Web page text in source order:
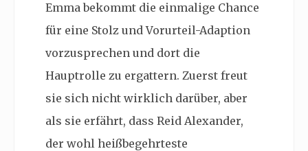
Emma bekommt die einmalige Chance
für eine Stolz und Vorurteil-Adaption
vorzusprechen und dort die
Hauptrolle zu ergattern. Zuerst freut
sie sich nicht wirklich darüber, aber
als sie erfährt, dass Reid Alexander,
der wohl heißbegehrteste